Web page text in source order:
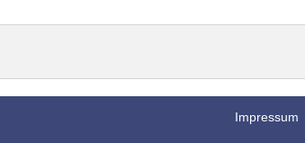
Impressum